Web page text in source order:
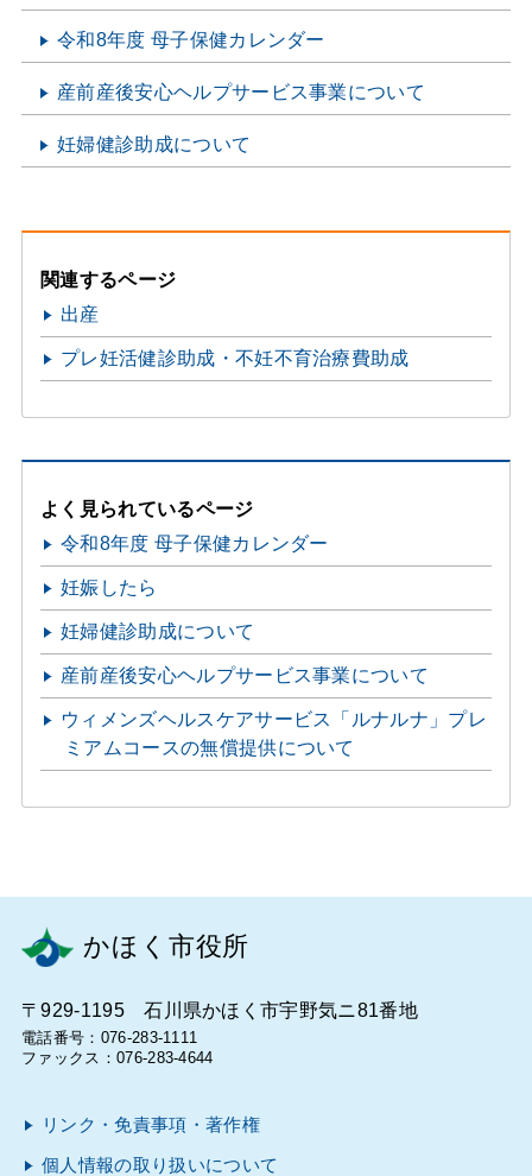
令和8年度 母子保健カレンダー
産前産後安心ヘルプサービス事業について
妊婦健診助成について
関連するページ
出産
プレ妊活健診助成・不妊不育治療費助成
よく見られているページ
令和8年度 母子保健カレンダー
妊娠したら
妊婦健診助成について
産前産後安心ヘルプサービス事業について
ウィメンズヘルスケアサービス「ルナルナ」プレ
ミアムコースの無償提供について
かほく市役所
〒929-1195 石川県かほく市宇野気ニ81番地
電話番号：076-283-1111
ファックス：076-283-4644
リンク・免責事項・著作権
個人情報の取り扱いについて